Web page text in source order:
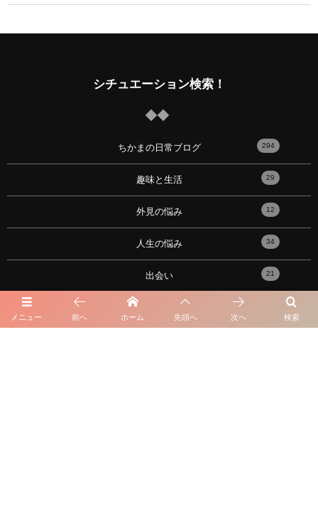
メニュー 検索
前へ ホーム 先頭へ 次へ
シチュエーション検索！
ちかまの日常ブログ 294
趣味と生活 29
外見の悩み 12
人生の悩み 34
出会い 21